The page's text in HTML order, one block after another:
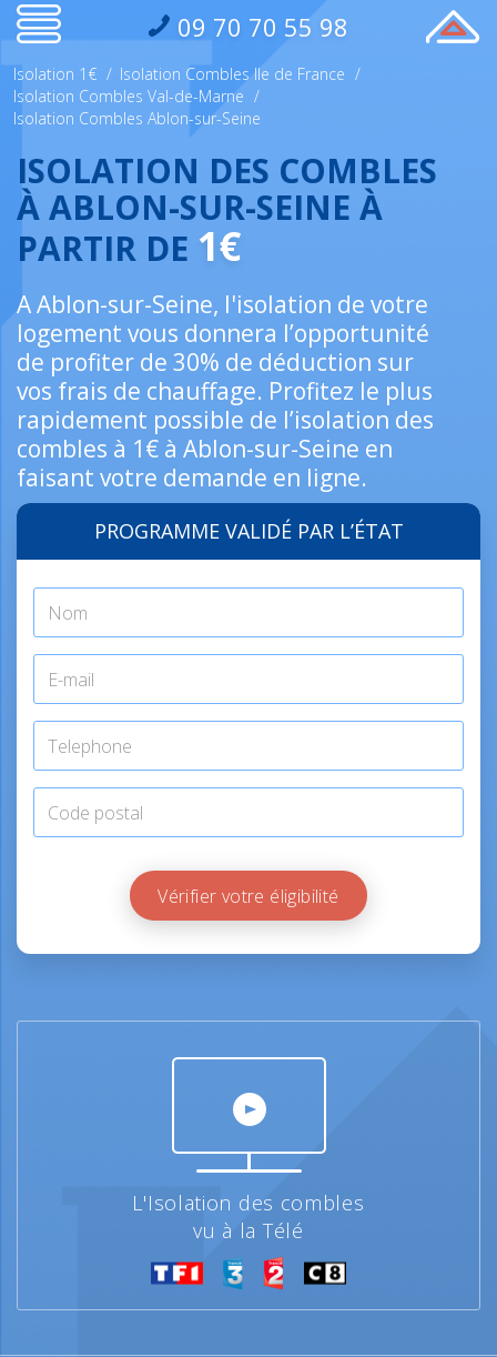
09 70 70 55 98
Isolation 1€ / Isolation Combles Ile de France /
Isolation Combles Val-de-Marne /
Isolation Combles Ablon-sur-Seine
ISOLATION DES COMBLES
À ABLON-SUR-SEINE À
PARTIR DE 1€
A Ablon-sur-Seine, l'isolation de votre
logement vous donnera l’opportunité
de profiter de 30% de déduction sur
vos frais de chauffage. Profitez le plus
rapidement possible de l’isolation des
combles à 1€ à Ablon-sur-Seine en
faisant votre demande en ligne.
PROGRAMME VALIDÉ PAR L’ÉTAT
Vérifier votre éligibilité
L'Isolation des combles
vu à la Télé